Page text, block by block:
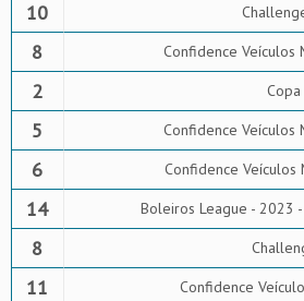
10
8 Confidence
2
5 Confidence
6 Confidence Veículos
14 Boleiros League - 2023
8
11 Confidence